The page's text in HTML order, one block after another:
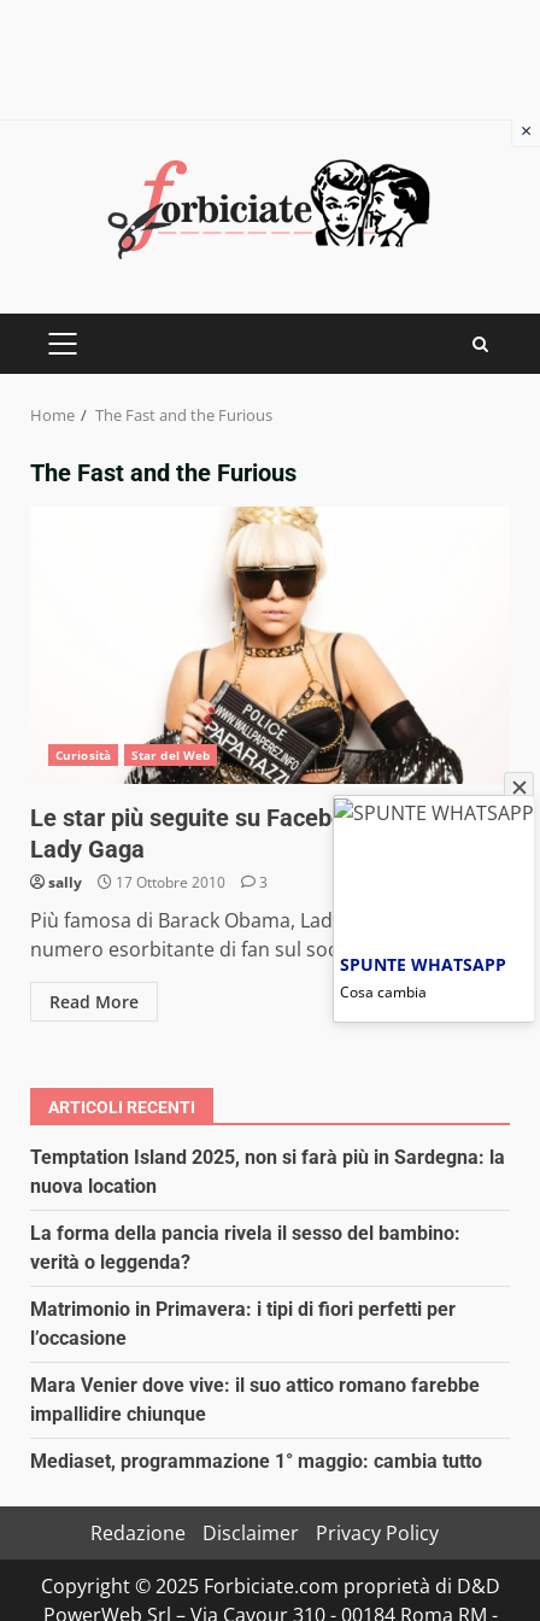
PRIMARY
Home The Fast and the Furious
The Fast and the Furious
Curiosità Star del Web
Le star più seguite su Facebook: trionfa
Lady Gaga
sally 17 Ottobre 2010 3
Più famosa di Barack Obama, Lady Gaga vanta un
numero esorbitante di fan sul social network più...
Read More
ARTICOLI RECENTI
Temptation Island 2025, non si farà più in Sardegna: la
nuova location
La forma della pancia rivela il sesso del bambino:
verità o leggenda?
Matrimonio in Primavera: i tipi di fiori perfetti per
l’occasione
Mara Venier dove vive: il suo attico romano farebbe
impallidire chiunque
Mediaset, programmazione 1° maggio: cambia tutto
Redazione Disclaimer
Privacy Policy
Copyright © 2025 Forbiciate.com proprietà di D&D
PowerWeb Srl – Via Cavour 310 - 00184 Roma RM -
×
SPUNTE WHATSAPP
Cosa cambia